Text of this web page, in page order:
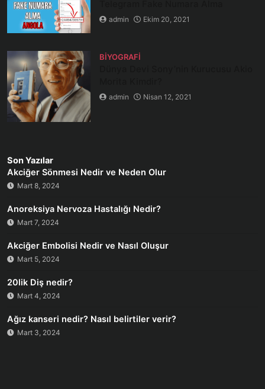
admin Ekim 20, 2021
BIYOGRAFI
admin Nisan 12, 2021
Son Yazılar
Akciğer Sönmesi Nedir ve Neden Olur
Mart 8, 2024
Anoreksiya Nervoza Hastalığı Nedir?
Mart 7, 2024
Akciğer Embolisi Nedir ve Nasıl Oluşur
Mart 5, 2024
20lik Diş nedir?
Mart 4, 2024
Ağız kanseri nedir? Nasıl belirtiler verir?
Mart 3, 2024